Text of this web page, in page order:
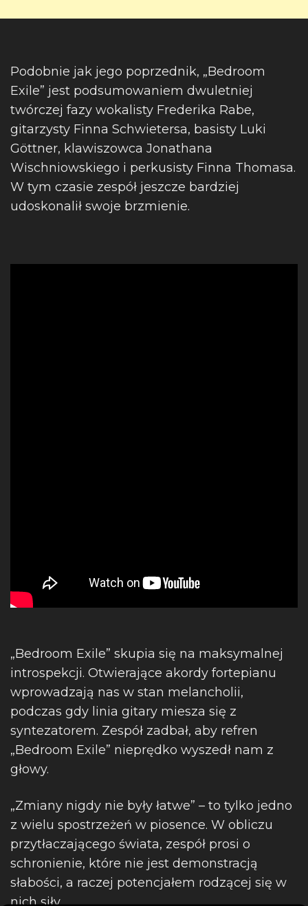
Podobnie jak jego poprzednik, „Bedroom
Exile” jest podsumowaniem dwuletniej
twórczej fazy wokalisty Frederika Rabe,
gitarzysty Finna Schwietersa, basisty Luki
Göttner, klawiszowca Jonathana
Wischniowskiego i perkusisty Finna Thomasa.
W tym czasie zespół jeszcze bardziej
udoskonalił swoje brzmienie.
„Bedroom Exile” skupia się na maksymalnej
introspekcji. Otwierające akordy fortepianu
wprowadzają nas w stan melancholii,
podczas gdy linia gitary miesza się z
syntezatorem. Zespół zadbał, aby refren
„Bedroom Exile” nieprędko wyszedł nam z
głowy.
„Zmiany nigdy nie były łatwe” – to tylko jedno
z wielu spostrzeżeń w piosence. W obliczu
przytłaczającego świata, zespół prosi o
schronienie, które nie jest demonstracją
słabości, a raczej potencjałem rodzącej się w
nich siły.